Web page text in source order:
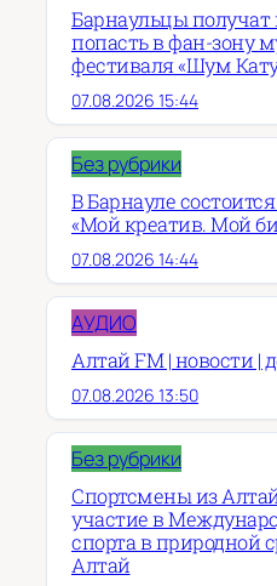
Барнаульцы
попасть в фан-зону
фестиваля «Шум
07.08.2026 15:44
Без рубрики
В Барнауле
«Мой креатив. Мой
07.08.2026 14:44
АУДИО
Алтай FM | новости |
07.08.2026 13:50
Без рубрики
Спортсмены из
участие в
спорта в природной
Алтай